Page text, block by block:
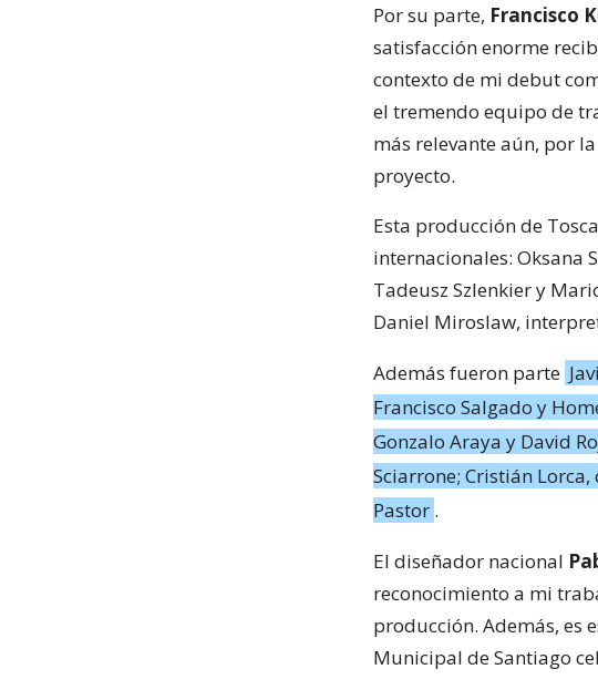
Por su parte, Francisco
satisfacción enorme
contexto de mi debut
el tremendo equipo de
más relevante aún, por
proyecto.
Esta producción de
internacionales: Oksana
Tadeusz Szlenkier y
Daniel Miroslaw,
Además fueron parte
Francisco Salgado y
Gonzalo Araya y David
Sciarrone; Cristián
Pastor .
El diseñador nacional
reconocimiento a mi
producción. Además, es
Municipal de Santiago